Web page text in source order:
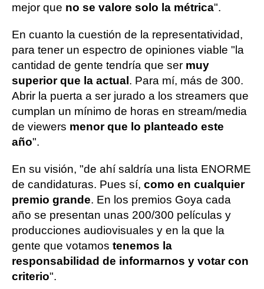
mejor que no se valore solo la métrica".
En cuanto la cuestión de la representatividad,
para tener un espectro de opiniones viable "la
cantidad de gente tendría que ser muy
superior que la actual . Para mí, más de 300.
Abrir la puerta a ser jurado a los streamers que
cumplan un mínimo de horas en stream/media
de viewers menor que lo planteado este
año".
En su visión, "de ahí saldría una lista ENORME
de candidaturas. Pues sí, como en cualquier
premio grande. En los premios Goya cada
año se presentan unas 200/300 películas y
producciones audiovisuales y en la que la
gente que votamos tenemos la
responsabilidad de informarnos y votar con
criterio".